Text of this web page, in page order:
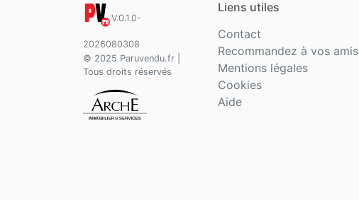
V.0.1.0-
2026080308
© 2025 Paruvendu.fr |
Tous droits réservés
Liens utiles
Contact
Recommandez à vos amis
Mentions légales
Cookies
Aide